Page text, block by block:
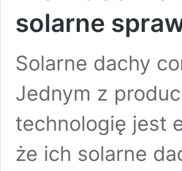
solarne
Solarne dachy
Jednym z
technologię jest
że ich solarne